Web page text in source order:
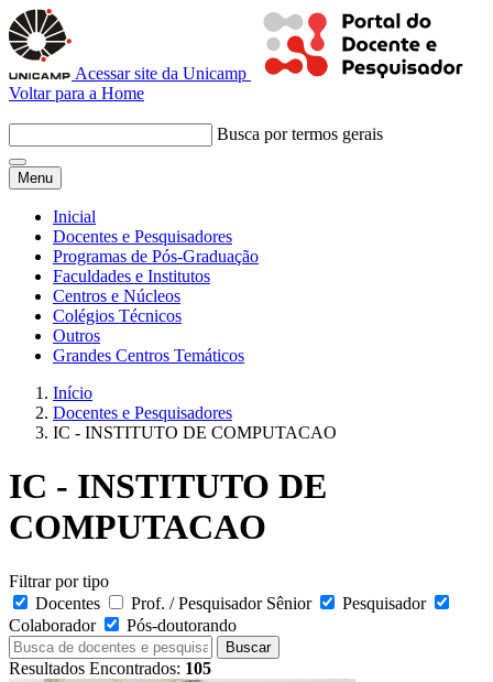
Acessar site da Unicamp
Voltar para a Home
Busca por termos gerais
Menu
Inicial
Docentes e Pesquisadores
Programas de Pós-Graduação
Faculdades e Institutos
Centros e Núcleos
Colégios Técnicos
Outros
Grandes Centros Temáticos
Início
Docentes e Pesquisadores
IC - INSTITUTO DE COMPUTACAO
IC - INSTITUTO DE
COMPUTACAO
Filtrar por tipo
Docentes
Prof. / Pesquisador Sênior
Pesquisador
Colaborador
Pós-doutorando
Buscar
Resultados Encontrados: 105